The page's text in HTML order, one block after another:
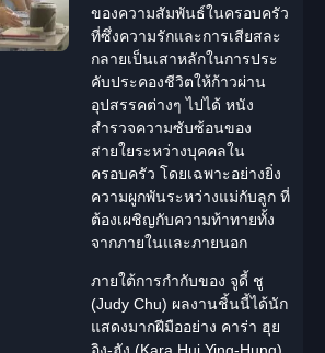
ของความสัมพันธ์ในครอบครัว
ที่ซึ่งความรักและการเสียสละ
กลายเป็นเสาหลักในการประ
คับประคองชีวิตให้ก้าวผ่าน
อุปสรรคต่างๆ ไปได้ หนัง
สำรวจความซับซ้อนของ
สายใยระหว่างบุคคลใน
ครอบครัว โดยเฉพาะอย่างยิ่ง
ความผูกพันระหว่างแม่กับลูก ที่
ต้องเผชิญกับความท้าทายทั้ง
จากภายในและภายนอก
ภายใต้การกำกับของ จูดี้ ชู
(Judy Chu) ผลงานชิ้นนี้ได้นัก
แสดงมากฝีมืออย่าง คาร่า ฮุย